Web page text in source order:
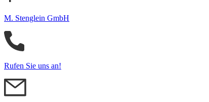
M. Stenglein GmbH
Rufen Sie uns an!